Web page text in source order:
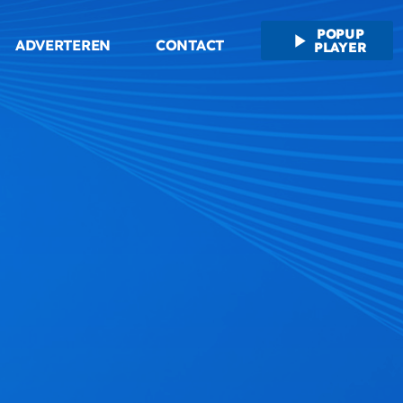
ADVERTEREN CONTACT play_arrow POPUP
PLAYER